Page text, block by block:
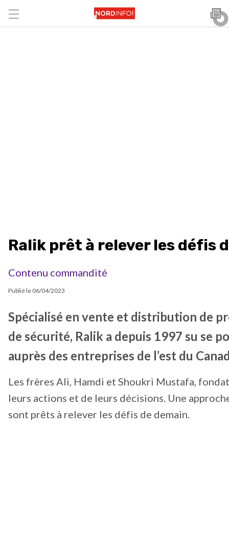
Ralik prêt à relever les défis
Contenu commandité
Publié le 06/04/2023
Spécialisé en vente et distribution de
de sécurité, Ralik a depuis 1997 su se
auprès des entreprises de l’est du
Les frères Ali, Hamdi et Shoukri Mustafa,
leurs actions et de leurs décisions. Une
sont prêts à relever les défis de demain.